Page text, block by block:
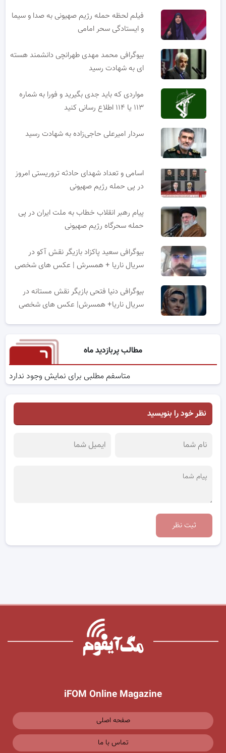
فیلم لحظه حمله رژیم صهیونی به صدا و سیما
و ایستادگی سحر امامی
بیوگرافی محمد مهدی طهرانچی دانشمند هسته
ای به شهادت رسید
مواردی که باید جدی بگیرید و فورا به شماره
۱۱۳ یا ۱۱۴ اطلاع رسانی کنید
سردار امیرعلی حاجی‌زاده به شهادت رسید
اسامی و تعداد شهدای حادثه تروریستی امروز
در پی حمله رژیم صهیونی
پیام رهبر انقلاب خطاب به ملت ایران در پی
حمله سحرگاه رژیم صهیونی
بیوگرافی سعید پاکزاد بازیگر نقش آکو در
سریال ناریا + همسرش | عکس های شخصی
بیوگرافی دنیا فتحی بازیگر نقش مستانه در
سریال ناریا+ همسرش| عکس های شخصی
مطالب پربازدید ماه
متاسفم مطلبی برای نمایش وجود ندارد
نظر خود را بنویسید
ثبت نظر
iFOM Online Magazine
صفحه اصلی
تماس با ما